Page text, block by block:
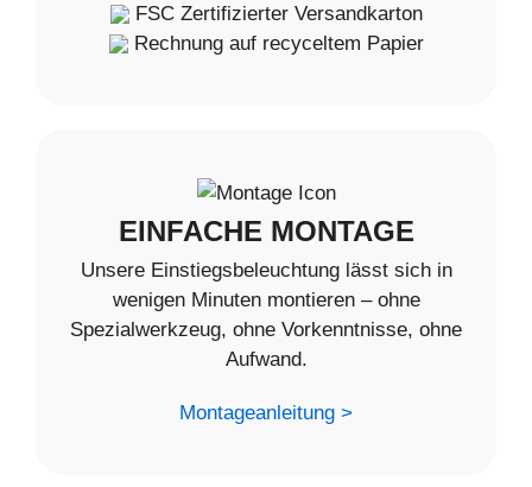
FSC Zertifizierter Versandkarton
Rechnung auf recyceltem Papier
EINFACHE MONTAGE
Unsere Einstiegsbeleuchtung lässt sich in
wenigen Minuten montieren – ohne
Spezialwerkzeug, ohne Vorkenntnisse, ohne
Aufwand.
Montageanleitung >